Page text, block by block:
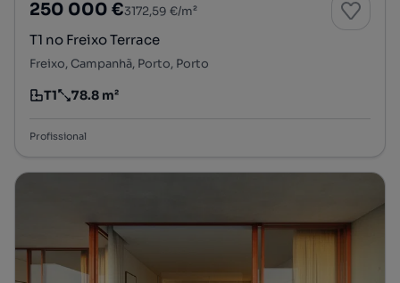
250 000 €3172,59 €/m²
T1 no Freixo Terrace
Freixo, Campanhã, Porto, Porto
Tipologia
T1
Preço por metro quadrado
78.8 m²
Profissional